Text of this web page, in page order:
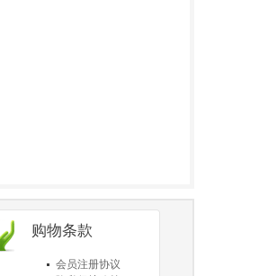
购物条款
会员注册协议